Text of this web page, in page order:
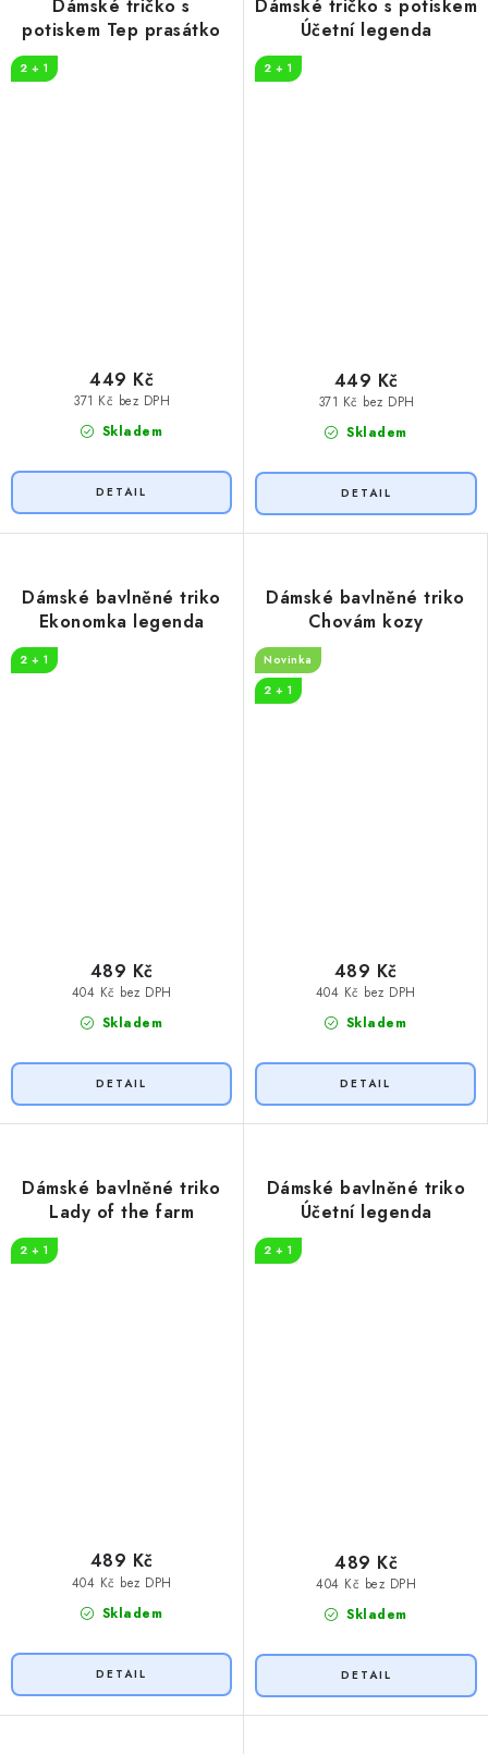
Dámské tričko s
potiskem Tep prasátko
2 + 1
Skladem
371 Kč bez DPH
449 Kč
Dámské tričko s potiskem
Účetní legenda
2 + 1
Skladem
371 Kč bez DPH
449 Kč
Dámské bavlněné triko
Ekonomka legenda
2 + 1
Skladem
404 Kč bez DPH
489 Kč
Dámské bavlněné triko
Chovám kozy
Novinka
2 + 1
Skladem
404 Kč bez DPH
489 Kč
Dámské bavlněné triko
Lady of the farm
2 + 1
Skladem
404 Kč bez DPH
489 Kč
Dámské bavlněné triko
Účetní legenda
2 + 1
Skladem
404 Kč bez DPH
489 Kč